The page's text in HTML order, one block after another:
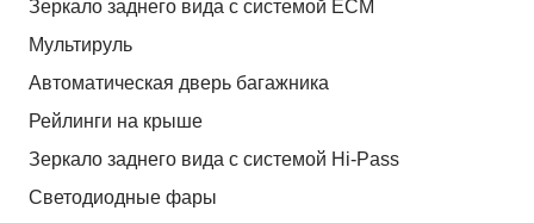
Зеркало заднего вида с системой ЕСМ
Мультируль
Автоматическая дверь багажника
Рейлинги на крыше
Зеркало заднего вида с системой Hi-Pass
Светодиодные фары